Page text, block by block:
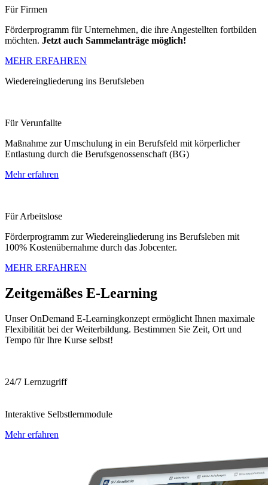
Für Firmen
Förderprogramm für Unternehmen, die ihre Angestellten fortbilden
möchten. Jetzt auch Sammelanträge möglich!
MEHR ERFAHREN
Wiedereingliederung ins Berufsleben
Für Verunfallte
Maßnahme zur Umschulung in ein Berufsfeld mit körperlicher
Entlastung durch die Berufsgenossenschaft (BG)
Mehr erfahren
Für Arbeitslose
Förderprogramm zur Wiedereingliederung ins Berufsleben mit
100% Kostenübernahme durch das Jobcenter.
MEHR ERFAHREN
Zeitgemäßes E-Learning
Unser OnDemand E-Learningkonzept ermöglicht Ihnen maximale
Flexibilität bei der Weiterbildung. Bestimmen Sie Zeit, Ort und
Tempo für Ihre Kurse selbst!
24/7 Lernzugriff
Interaktive Selbstlernmodule
Mehr erfahren